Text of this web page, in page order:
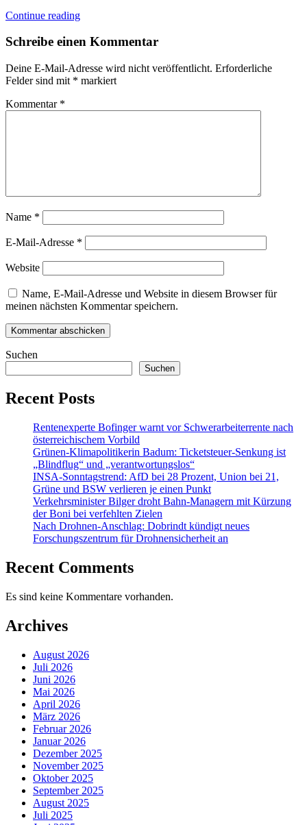
Continue reading
Schreibe einen Kommentar
Deine E-Mail-Adresse wird nicht veröffentlicht. Erforderliche
Felder sind mit * markiert
Kommentar *
Name *
E-Mail-Adresse *
Website
Name, E-Mail-Adresse und Website in diesem Browser für
meinen nächsten Kommentar speichern.
Suchen
Suchen
Recent Posts
Rentenexperte Bofinger warnt vor Schwerarbeiterrente nach
österreichischem Vorbild
Grünen-Klimapolitikerin Badum: Ticketsteuer-Senkung ist
„Blindflug“ und „verantwortungslos“
INSA-Sonntagstrend: AfD bei 28 Prozent, Union bei 21,
Grüne und BSW verlieren je einen Punkt
Verkehrsminister Bilger droht Bahn-Managern mit Kürzung
der Boni bei verfehlten Zielen
Nach Drohnen-Anschlag: Dobrindt kündigt neues
Forschungszentrum für Drohnensicherheit an
Recent Comments
Es sind keine Kommentare vorhanden.
Archives
August 2026
Juli 2026
Juni 2026
Mai 2026
April 2026
März 2026
Februar 2026
Januar 2026
Dezember 2025
November 2025
Oktober 2025
September 2025
August 2025
Juli 2025